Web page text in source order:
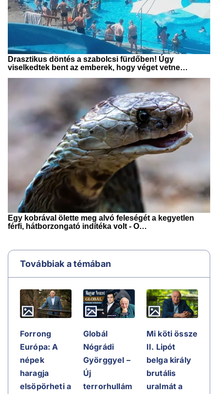
Továbbiak a témában
Forrong
Európa: A
népek
haragja
elsöpörheti a
Globál
Nógrádi
Györggyel –
Új
terrorhullám
Mi köti össze
II. Lipót
belga király
brutális
uralmát a